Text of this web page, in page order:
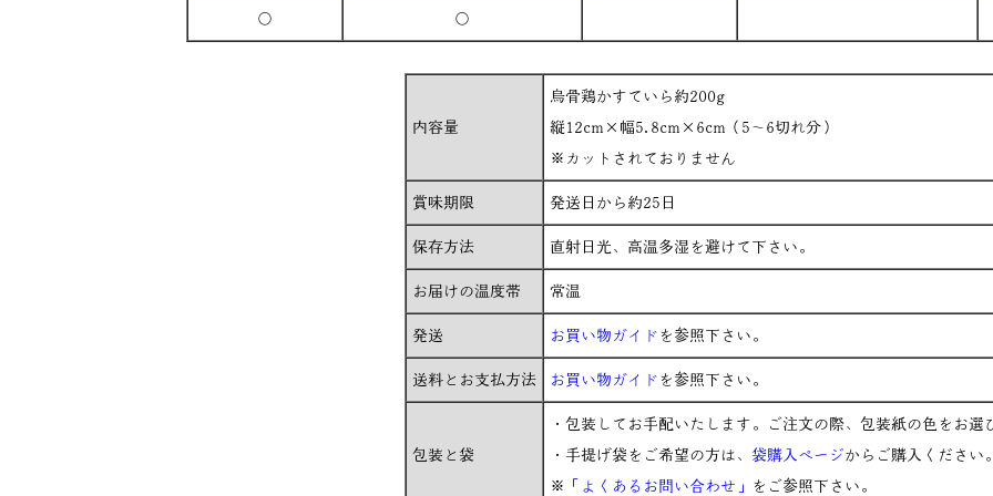
○ ○
内容量
烏骨鶏かすていら約200g
縦12cm×幅5.8cm×6cm（5～6切れ分）
※カットされておりません
賞味期限 発送日から約25日
保存方法 直射日光、高温多湿を避けて下さい。
お届けの温度帯 常温
発送 お買い物ガイド を参照下さい。
送料とお支払方法 お買い物ガイド を参照下さい。
包装と袋
・包装してお手配いたします。ご注文の際、包装紙の色をお選
・手提げ袋をご希望の方は、 袋購入ページからご購入ください。
※
「よくあるお問い合わせ」 をご参照下さい。